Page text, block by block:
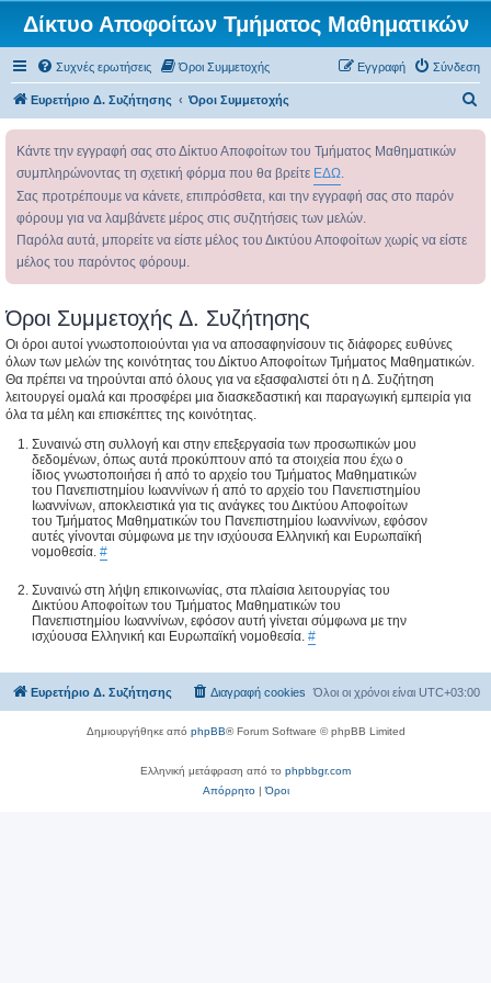
Δίκτυο Αποφοίτων Τμήματος Μαθηματικών
Συχνές ερωτήσεις Όροι Συμμετοχής Σύνδεση
Εγγραφή
Ευρετήριο Δ. Συζήτησης Όροι Συμμετοχής
σ
Κάντε την εγγραφή σας στο Δίκτυο Αποφοίτων του Τμήματος Μαθηματικών
συμπληρώνοντας τη σχετική φόρμα που θα βρείτε ΕΔΩ.
Σας προτρέπουμε να κάνετε, επιπρόσθετα, και την εγγραφή σας στο παρόν
φόρουμ για να λαμβάνετε μέρος στις συζητήσεις των μελών.
Παρόλα αυτά, μπορείτε να είστε μέλος του Δικτύου Αποφοίτων χωρίς να είστε
μέλος του παρόντος φόρουμ.
Όροι Συμμετοχής Δ. Συζήτησης
Οι όροι αυτοί γνωστοποιούνται για να αποσαφηνίσουν τις διάφορες ευθύνες
όλων των μελών της κοινότητας του Δίκτυο Αποφοίτων Τμήματος Μαθηματικών.
Θα πρέπει να τηρούνται από όλους για να εξασφαλιστεί ότι η Δ. Συζήτηση
λειτουργεί ομαλά και προσφέρει μια διασκεδαστική και παραγωγική εμπειρία για
όλα τα μέλη και επισκέπτες της κοινότητας.
Συναινώ στη συλλογή και στην επεξεργασία των προσωπικών μου
δεδομένων, όπως αυτά προκύπτουν από τα στοιχεία που έχω ο
ίδιος γνωστοποιήσει ή από το αρχείο του Τμήματος Μαθηματικών
του Πανεπιστημίου Ιωαννίνων ή από το αρχείο του Πανεπιστημίου
Ιωαννίνων, αποκλειστικά για τις ανάγκες του Δικτύου Αποφοίτων
του Τμήματος Μαθηματικών του Πανεπιστημίου Ιωαννίνων, εφόσον
αυτές γίνονται σύμφωνα με την ισχύουσα Ελληνική και Ευρωπαϊκή
νομοθεσία. #
Συναινώ στη λήψη επικοινωνίας, στα πλαίσια λειτουργίας του
Δικτύου Αποφοίτων του Τμήματος Μαθηματικών του
Πανεπιστημίου Ιωαννίνων, εφόσον αυτή γίνεται σύμφωνα με την
ισχύουσα Ελληνική και Ευρωπαϊκή νομοθεσία. #
Ευρετήριο Δ. Συζήτησης Όλοι οι χρόνοι είναι UTC+03:00
Διαγραφή cookies
Δημιουργήθηκε από phpBB® Forum Software © phpBB Limited
Ελληνική μετάφραση από το phpbbgr.com
Απόρρητο|Όροι